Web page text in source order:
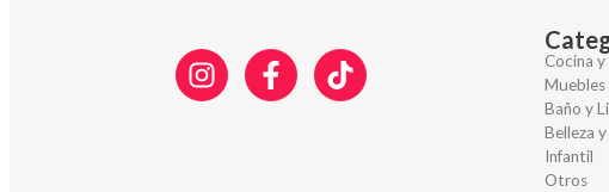
Cocina
Muebles
Baño y
Belleza
Infantil
Otros